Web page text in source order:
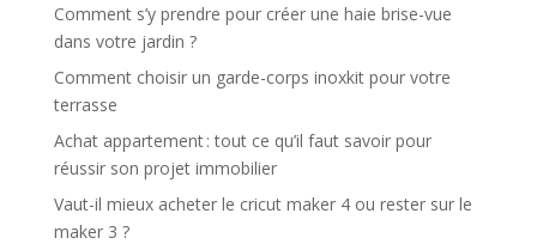
Comment s’y prendre pour créer une haie brise-vue
dans votre jardin ?
Comment choisir un garde-corps inoxkit pour votre
terrasse
Achat appartement : tout ce qu’il faut savoir pour
réussir son projet immobilier
Vaut-il mieux acheter le cricut maker 4 ou rester sur le
maker 3 ?